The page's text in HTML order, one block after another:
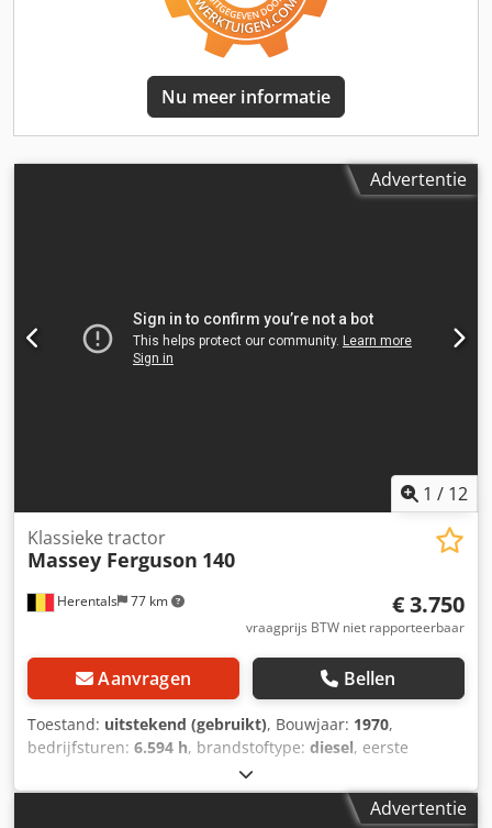
Nu meer informatie
Advertentie
1 / 12
Herentals 77 km
Klassieke tractor
Massey Ferguson 140
€ 3.750
vraagprijs BTW niet rapporteerbaar
Aanvragen Bellen
Toestand: uitstekend (gebruikt), Bouwjaar: 1970,
bedrijfsturen: 6.594 h, brandstoftype: diesel, eerste
rood
PAPIEREN = Verdere informatie = Toegestane
totaalgewicht: 654.926 kg Technische staat: zeer goed
Advertentie